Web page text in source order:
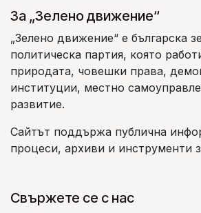
За „Зелено движение“
„Зелено движение“ е българска
политическа партия, която
природата, човешки права,
институции, местно
развитие.
Сайтът поддържа публична
процеси, архиви и инструменти
Свържете се с нас